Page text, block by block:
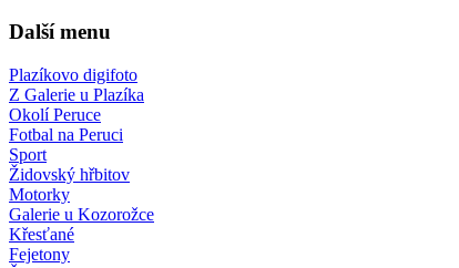
Další menu
Plazíkovo digifoto
Z Galerie u Plazíka
Okolí Peruce
Fotbal na Peruci
Sport
Židovský hřbitov
Motorky
Galerie u Kozorožce
Křesťané
Fejetony